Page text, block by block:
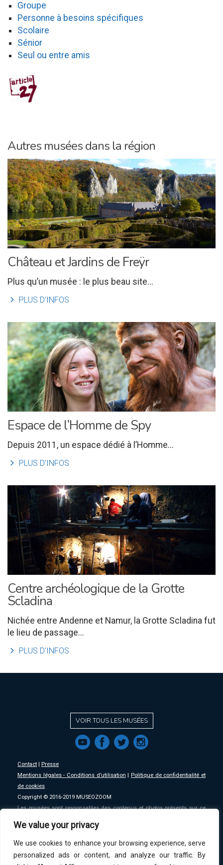
We value your privacy
We use cookies to enhance your browsing experience, serve
personalized ads or content, and analyze our traffic. By
Groupe
Personne à besoins spécifiques
Scolaire
Sénior
Seul ou entre amis
Autres musées dans la région
Château et Jardins de Freÿr
Plus qu’un musée : le plus beau site...
l PLUS D'INFOS
Espace de l’Homme de Spy
Depuis 2011, un espace dédié à l’Homme...
l PLUS D'INFOS
Centre archéologique de la Grotte
Scladina
Nichée entre Andenne et Namur, la Grotte Scladina fut
le lieu de passage...
l PLUS D'INFOS
VOIR TOUS LES MUSÉES
f a b e
Contact | Presse
Mentions légales - Conditions d’utilisation | Politique de confidentialité et
de cookies
Copyright © 2016-2019 MUSEOZOOM
Les musées sont responsables des contenus et photos présents sur ce
An initative ofMSW.